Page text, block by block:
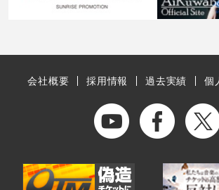
会社概要 採用情報 過去実績 個